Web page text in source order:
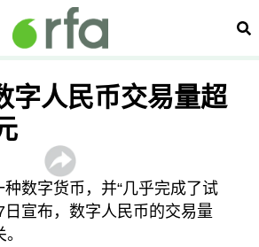
搜
字人民币交易量超
数字货币，并“几乎完成了试
日宣布，数字人民币的交易量